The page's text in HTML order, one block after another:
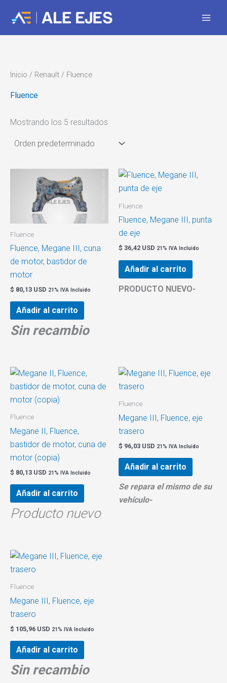
Inicio / Renault / Fluence
Fluence
Mostrando los 5 resultados
Fluence
Fluence, Megane III, cuna
de motor, bastidor de
motor
$ 80,13 USD 21% IVA Incluido
Añadir al carrito
Sin recambio
Fluence
Fluence, Megane III, punta
de eje
$ 36,42 USD 21% IVA Incluido
Añadir al carrito
PRODUCTO NUEVO-
Fluence
Megane II, Fluence,
bastidor de motor, cuna de
motor (copia)
$ 80,13 USD 21% IVA Incluido
Añadir al carrito
Producto nuevo
Fluence
Megane III, Fluence, eje
trasero
$ 96,03 USD 21% IVA Incluido
Añadir al carrito
Se repara el mismo de su
vehículo-
Fluence
Megane III, Fluence, eje
trasero
$ 105,96 USD 21% IVA Incluido
Añadir al carrito
Sin recambio